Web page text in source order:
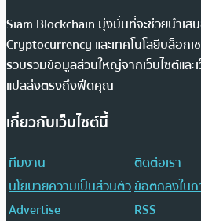
Siam Blockchain มุ่งมั่นที่จะช่วยนำเส
Cryptocurrency และเทคโนโลยีบล็อกเ
รวบรวมข้อมูลส่วนใหญ่จากเว็บไซต์และ
แปลส่งตรงถึงฟีดคุณ
เกี่ยวกับเว็บไซต์นี้
ทีมงาน
ติดต่อเรา
นโยบายความเป็นส่วนตัวข้อตกลงในก
Advertise
RSS